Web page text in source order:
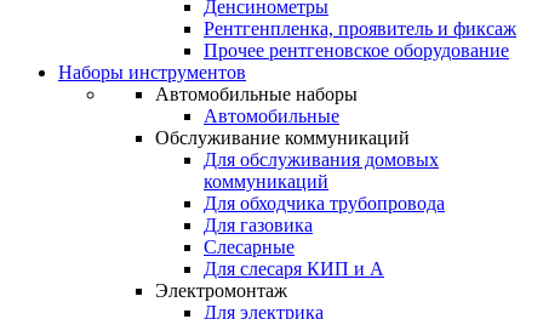
Денсинометры
Рентгенпленка, проявитель и фиксаж
Прочее рентгеновское оборудование
Наборы инструментов
Автомобильные наборы
Автомобильные
Обслуживание коммуникаций
Для обслуживания домовых
коммуникаций
Для обходчика трубопровода
Для газовика
Слесарные
Для слесаря КИП и А
Электромонтаж
Для электрика